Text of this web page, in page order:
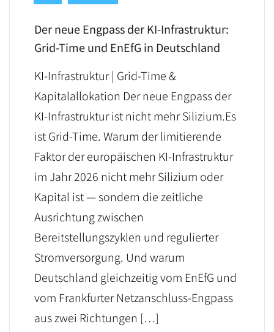
Der neue Engpass der KI-Infrastruktur:
Grid-Time und EnEfG in Deutschland
KI-Infrastruktur | Grid-Time &
Kapitalallokation Der neue Engpass der
KI-Infrastruktur ist nicht mehr Silizium.Es
ist Grid-Time. Warum der limitierende
Faktor der europäischen KI-Infrastruktur
im Jahr 2026 nicht mehr Silizium oder
Kapital ist — sondern die zeitliche
Ausrichtung zwischen
Bereitstellungszyklen und regulierter
Stromversorgung. Und warum
Deutschland gleichzeitig vom EnEfG und
vom Frankfurter Netzanschluss-Engpass
aus zwei Richtungen […]